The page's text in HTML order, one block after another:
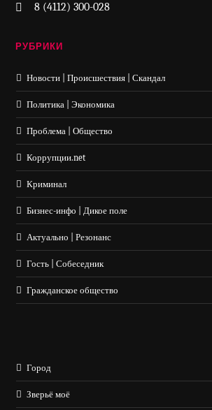
8 (4112) 300-028
РУБРИКИ
Новости | Происшествия | Скандал
Политика | Экономика
Проблема | Общество
Коррупции.net
Криминал
Бизнес-инфо | Дикое поле
Актуально | Резонанс
Гость | Собеседник
Гражданское общество
Город
Зверьё моё